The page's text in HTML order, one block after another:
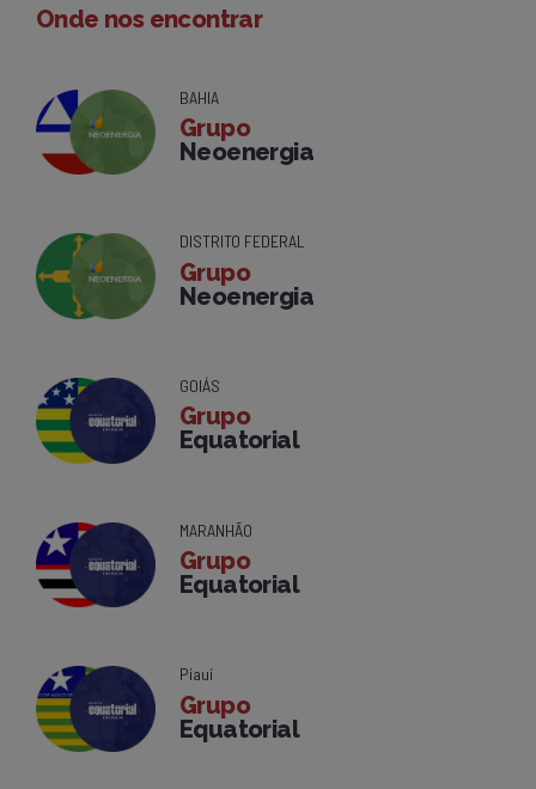
Onde nos encontrar
BAHIA
Grupo
Neoenergia
DISTRITO FEDERAL
Grupo
Neoenergia
GOIÁS
Grupo
Equatorial
MARANHÃO
Grupo
Equatorial
Piauí
Grupo
Equatorial